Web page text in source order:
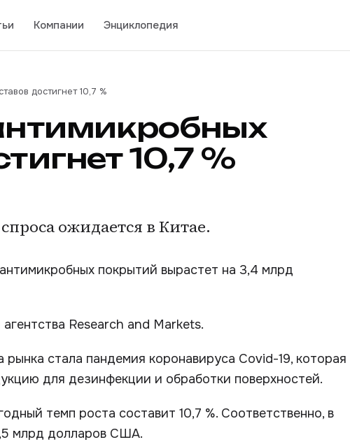
Компании Энциклопедия
достигнет 10,7 %
10,7 %
ожидается в Китае.
покрытий вырастет на 3,4 млрд
Research and Markets.
стала пандемия коронавируса Covid-19, которая
для дезинфекции и обработки поверхностей.
темп роста составит 10,7 %. Соответственно, в
млрд долларов США.